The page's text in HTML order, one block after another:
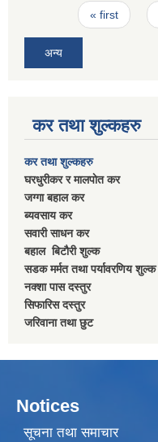
Pages« first
अन्य
कर तथा शुल्कहरु
कर तथा शुल्कहरु
घरधुरीकर र मालपाेत कर
जग्गा बहाल कर
ब्यवसाय कर
सवारी साधन कर
बहाल बिटाैरी शुल्क
सडक मर्मत तथा पर्यावरणिय शुल्क
नक्शा पास दस्तुर
सिफारिस दस्तुर
जरिवाना तथा छुट
Notices
सूचना तथा समाचार